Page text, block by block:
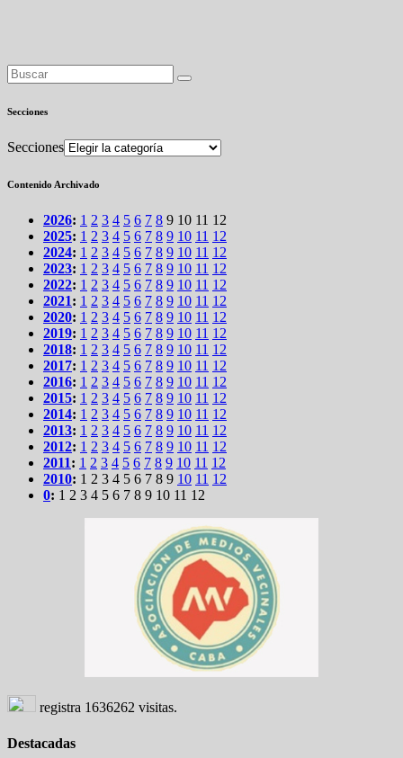
Secciones
Secciones
Contenido Archivado
2026: 1 2 3 4 5 6 7 8 9 10 11 12
2025: 1 2 3 4 5 6 7 8 9 10 11 12
2024: 1 2 3 4 5 6 7 8 9 10 11 12
2023: 1 2 3 4 5 6 7 8 9 10 11 12
2022: 1 2 3 4 5 6 7 8 9 10 11 12
2021: 1 2 3 4 5 6 7 8 9 10 11 12
2020: 1 2 3 4 5 6 7 8 9 10 11 12
2019: 1 2 3 4 5 6 7 8 9 10 11 12
2018: 1 2 3 4 5 6 7 8 9 10 11 12
2017: 1 2 3 4 5 6 7 8 9 10 11 12
2016: 1 2 3 4 5 6 7 8 9 10 11 12
2015: 1 2 3 4 5 6 7 8 9 10 11 12
2014: 1 2 3 4 5 6 7 8 9 10 11 12
2013: 1 2 3 4 5 6 7 8 9 10 11 12
2012: 1 2 3 4 5 6 7 8 9 10 11 12
2011: 1 2 3 4 5 6 7 8 9 10 11 12
2010: 1 2 3 4 5 6 7 8 9 10 11 12
0: 1 2 3 4 5 6 7 8 9 10 11 12
registra 1636262 visitas.
Destacadas